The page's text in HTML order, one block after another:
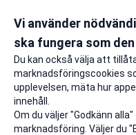
Gäller även på redan
Till rabatten
Vi använder
ska fungera som
Du kan också välja att
marknadsföringscookies
upplevelsen, mäta hur
innehåll.
Om du väljer "Godkänn
marknadsföring. Väljer du